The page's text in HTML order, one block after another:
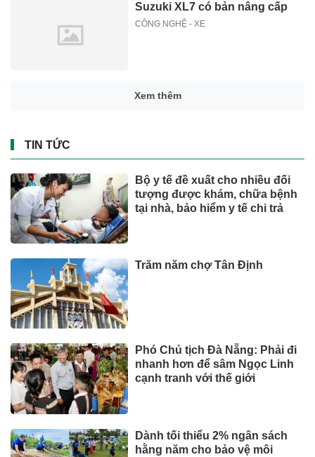
Suzuki XL7 có bản nâng cấp
CÔNG NGHỆ - XE
Xem thêm
TIN TỨC
Bộ y tế đề xuất cho nhiều đối
tượng được khám, chữa bệnh
tại nhà, bảo hiểm y tế chi trả
Trăm năm chợ Tân Định
Phó Chủ tịch Đà Nẵng: Phải đi
nhanh hơn để sâm Ngọc Linh
cạnh tranh với thế giới
Dành tối thiểu 2% ngân sách
hằng năm cho bảo vệ môi